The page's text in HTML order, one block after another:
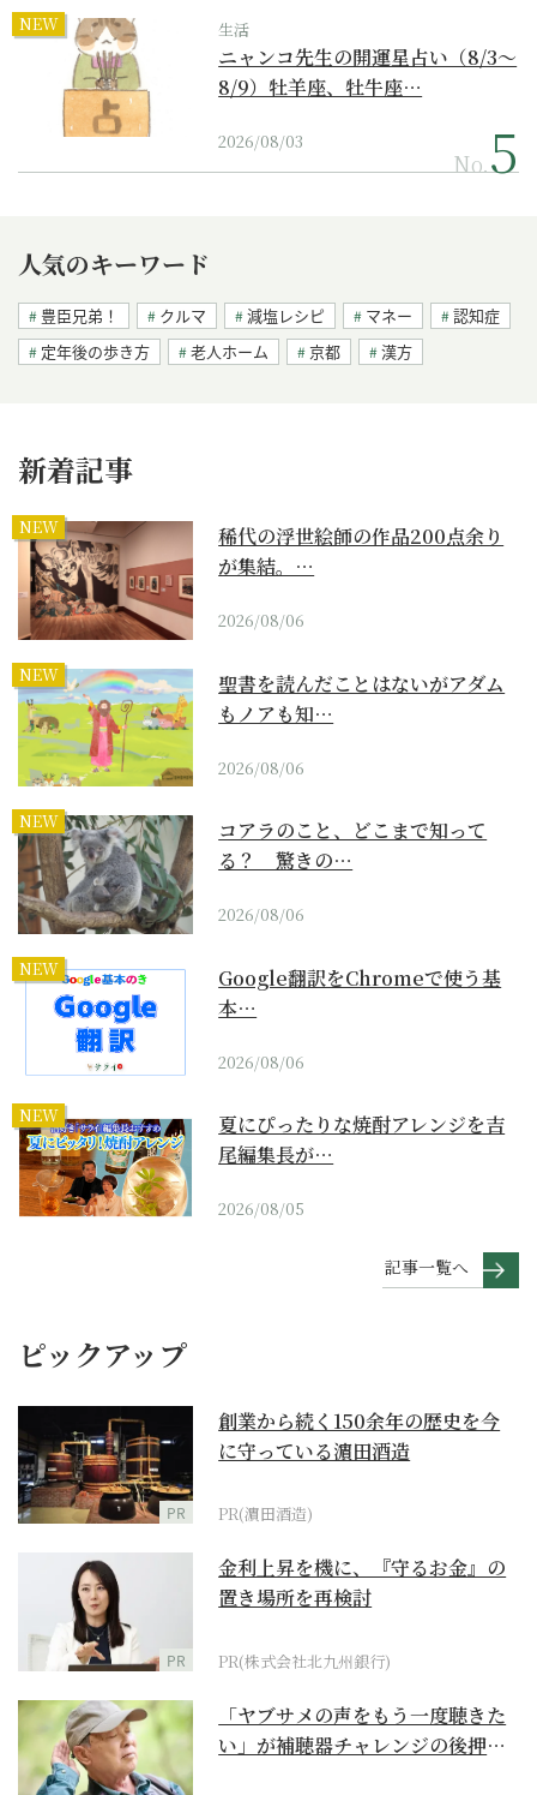
NEW 生活
ニャンコ先生の開運星占い（8/3～
8/9）牡羊座、牡牛座…
2026/08/03
No.
人気のキーワード
豊臣兄弟！ クルマ 減塩レシピ マネー
認知症
定年後の歩き方
老人ホーム 京都 漢方
新着記事
NEW
稀代の浮世絵師の作品200点余り
が集結。…
2026/08/06
NEW
聖書を読んだことはないがアダム
もノアも知…
2026/08/06
NEW
コアラのこと、どこまで知って
る？ 驚きの…
2026/08/06
NEW
Google翻訳をChromeで使う基
本…
2026/08/06
NEW
夏にぴったりな焼酎アレンジを吉
尾編集長が…
2026/08/05
記事一覧へ
ピックアップ
PR
創業から続く150余年の歴史を今
に守っている濵田酒造
PR(濵田酒造)
PR
金利上昇を機に、『守るお金』の
置き場所を再検討
PR(株式会社北九州銀行)
「ヤブサメの声をもう一度聴きた
い」が補聴器チャレンジの後押し